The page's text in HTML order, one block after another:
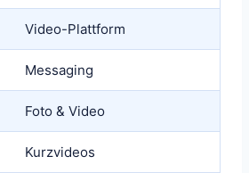
Video-Plattform
Messaging
Foto & Video
Kurzvideos